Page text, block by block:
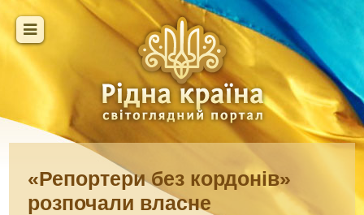
«Репортери без кордонів»
розпочали власне